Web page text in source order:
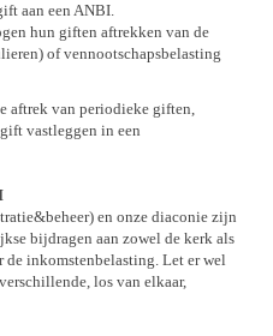
aan een ANBI.
hun giften aftrekken van de
of vennootschapsbelasting
aftrek van periodieke giften,
vastleggen in een
en onze diaconie zijn
bijdragen aan zowel de kerk als
inkomstenbelasting. Let er wel
los van elkaar,